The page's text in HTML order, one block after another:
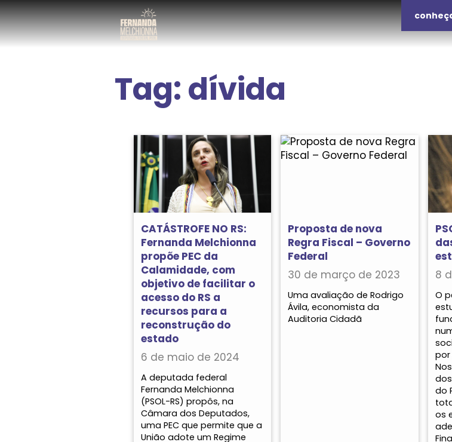
Tag:dívida
CATÁSTROFE NO RS:
Fernanda Melchionna
propõe PEC da
Calamidade, com
objetivo de facilitar o
acesso do RS a
recursos para a
reconstrução do
estado
6 de maio de 2024
A deputada federal
Fernanda Melchionna
(PSOL-RS) propôs, na
Câmara dos Deputados,
uma PEC que permite que a
União adote um Regime
Proposta de nova
Regra Fiscal – Governo
Federal
30 de março de 2023
Uma avaliação de Rodrigo
Ávila, economista da
Auditoria Cidadã
8
O
por
do
os